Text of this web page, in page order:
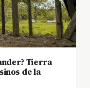
Tierra
de la